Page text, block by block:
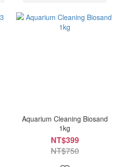
Aquarium Cleaning Biosand
1kg
NT$399
NT$750